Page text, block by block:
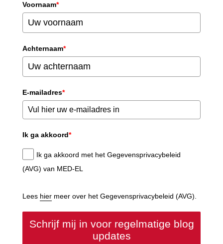
Voornaam*
Achternaam*
E-mailadres*
Ik ga akkoord*
Ik ga akkoord met het Gegevensprivacybeleid
(AVG) van MED-EL
Lees hier meer over het Gegevensprivacybeleid (AVG).
Schrijf mij in voor regelmatige blog
updates